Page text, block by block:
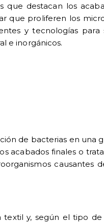
que destacan los
que proliferen los
y tecnologías para
e inorgánicos.
de bacterias en una
acabados finales o
causantes
textil y, según el tipo